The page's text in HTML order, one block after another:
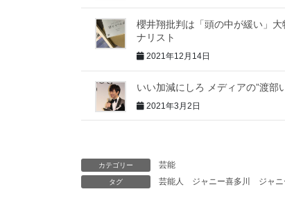
櫻井翔批判は「頭の中が緩い」大
ナリスト
2021年12月14日
いい加減にしろ メディアの”渡部
2021年3月2日
カテゴリー 芸能
タグ 芸能人 ジャニー喜多川 ジャ